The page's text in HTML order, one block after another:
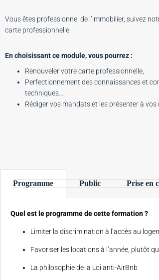
Vous êtes professionnel de l’immobilier, suivez
carte professionnelle.
En choisissant ce module, vous pourrez :
Renouveler votre carte professionnelle,
Perfectionnement des connaissances et
techniques…
Rédiger vos mandats et les présenter à vos
Programme Public Prise en
Quel est le programme de cette formation ?
Limiter la discrimination à l’accès au
Favoriser les locations à l’année, plutôt
La philosophie de la Loi anti-AirBnb